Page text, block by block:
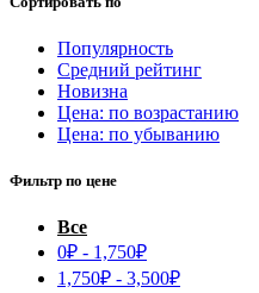
Популярность
Средний рейтинг
Новизна
Цена: по возрастанию
Цена: по убыванию
Фильтр по цене
Все
0₽ - 1,750₽
1,750₽ - 3,500₽